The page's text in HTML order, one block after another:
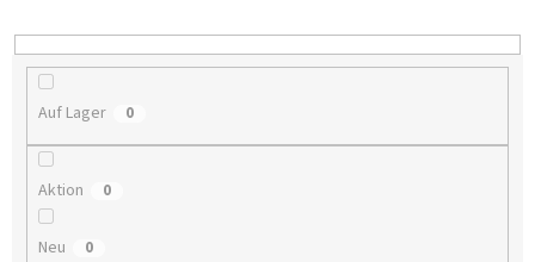
e
r
Auf Lager 0
Aktion 0
Neu 0